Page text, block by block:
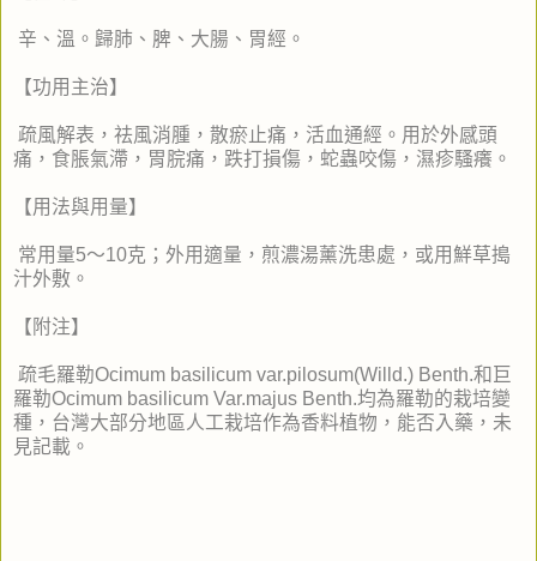
辛、溫。歸肺、脾、大腸、胃經。
【功用主治】
疏風解表，祛風消腫，散瘀止痛，活血通經。用於外感頭
痛，食脹氣滯，胃脘痛，跌打損傷，蛇蟲咬傷，濕疹騷癢。
【用法與用量】
常用量5～10克；外用適量，煎濃湯薰洗患處，或用鮮草搗
汁外敷。
【附注】
疏毛羅勒Ocimum basilicum var.pilosum(Willd.) Benth.和巨
羅勒Ocimum basilicum Var.majus Benth.均為羅勒的栽培變
種，台灣大部分地區人工栽培作為香料植物，能否入藥，未
見記載。